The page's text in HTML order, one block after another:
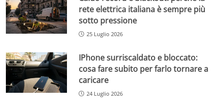
rete elettrica italiana è sempre più
sotto pressione
25 Luglio 2026
IPhone surriscaldato e bloccato:
cosa fare subito per farlo tornare a
caricare
24 Luglio 2026